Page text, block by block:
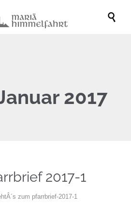

2017
2017-1
zum pfarrbrief-2017-1